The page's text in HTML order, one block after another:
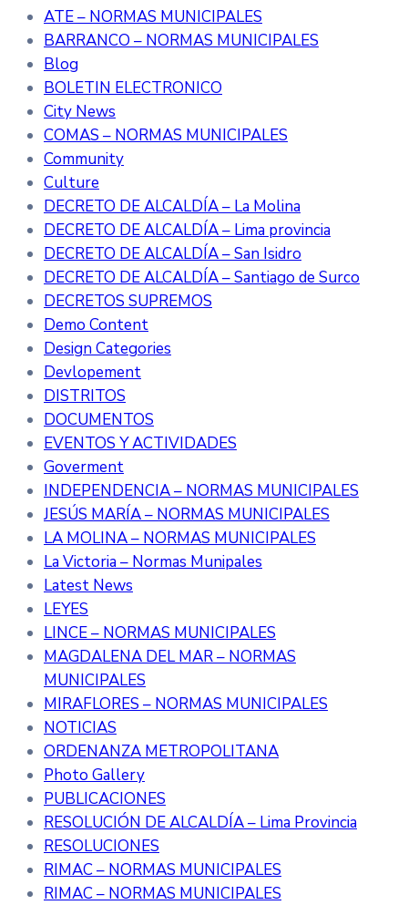
ATE – NORMAS MUNICIPALES
BARRANCO – NORMAS MUNICIPALES
Blog
BOLETIN ELECTRONICO
City News
COMAS – NORMAS MUNICIPALES
Community
Culture
DECRETO DE ALCALDÍA – La Molina
DECRETO DE ALCALDÍA – Lima provincia
DECRETO DE ALCALDÍA – San Isidro
DECRETO DE ALCALDÍA – Santiago de Surco
DECRETOS SUPREMOS
Demo Content
Design Categories
Devlopement
DISTRITOS
DOCUMENTOS
EVENTOS Y ACTIVIDADES
Goverment
INDEPENDENCIA – NORMAS MUNICIPALES
JESÚS MARÍA – NORMAS MUNICIPALES
LA MOLINA – NORMAS MUNICIPALES
La Victoria – Normas Munipales
Latest News
LEYES
LINCE – NORMAS MUNICIPALES
MAGDALENA DEL MAR – NORMAS
MUNICIPALES
MIRAFLORES – NORMAS MUNICIPALES
NOTICIAS
ORDENANZA METROPOLITANA
Photo Gallery
PUBLICACIONES
RESOLUCIÓN DE ALCALDÍA – Lima Provincia
RESOLUCIONES
RIMAC – NORMAS MUNICIPALES
RIMAC – NORMAS MUNICIPALES